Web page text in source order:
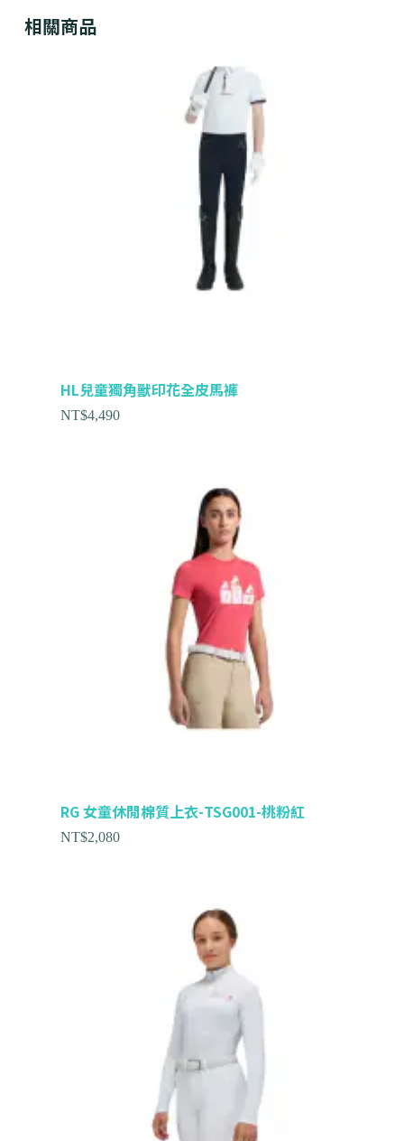
相關商品
HL兒童獨角獸印花全皮馬褲
NT$4,490
RG 女童休閒棉質上衣-TSG001-桃粉紅
NT$2,080